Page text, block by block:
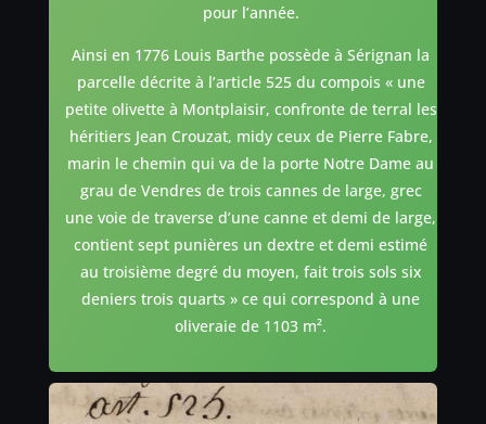
pour l’année.
Ainsi en 1776 Louis Barthe possède à Sérignan la
parcelle décrite à l’article 525 du compois « une
petite olivette à Montplaisir, confronte de terral les
héritiers Jean Crouzat, midy ceux de Pierre Fabre,
marin le chemin qui va de la porte Notre Dame au
grau de Vendres de trois cannes de large, grec
une voie de traverse d’une canne et demi de large,
contient sept punières un dextre et demi estimé
au troisième degré du moyen, fait trois sols six
deniers trois quarts » ce qui correspond à une
oliveraie de 1103 m².